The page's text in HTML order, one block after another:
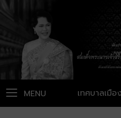
เทศบาลเมือ
MENU